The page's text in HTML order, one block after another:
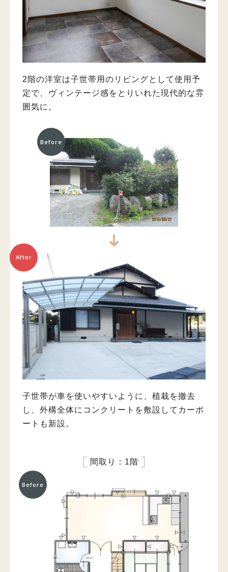
2階の洋室は子世帯用のリビングとして使用予
定で、ヴィンテージ感をとりいれた現代的な雰
囲気に。
Before
After
子世帯が車を使いやすいように、植栽を撤去
し、外構全体にコンクリートを敷設してカーポ
ートも新設。
間取り：1階
Before